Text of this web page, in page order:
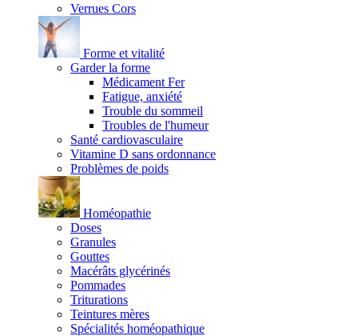
Verrues Cors
Forme et vitalité
Garder la forme
Médicament Fer
Fatigue, anxiété
Trouble du sommeil
Troubles de l'humeur
Santé cardiovasculaire
Vitamine D sans ordonnance
Problèmes de poids
Homéopathie
Doses
Granules
Gouttes
Macérâts glycérinés
Pommades
Triturations
Teintures mères
Spécialités homéopathique